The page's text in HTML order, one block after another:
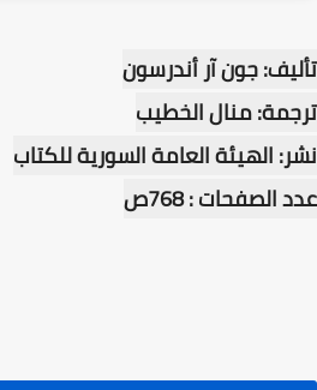
تأليف: جون آر أندرسون
ترجمة: منال الخطيب
نشر: الهيئة العامة السورية للكتاب
عدد الصفحات : 768ص